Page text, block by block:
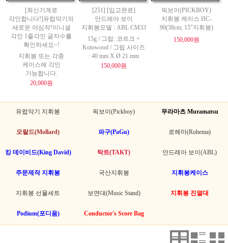
[최신기계로
각인합니다!]유럽악기의
새로운 야심작!이니셜
각인 1줄각인 글자수를
확인하세요~!
지휘봉 또는 각종
케이스에 각인
가능합니다.
20,000원
[251] [입고완료]
안드레아 보이
지휘봉모델 : ABL CM33
15g / 그립: 코르크 +
Kotowood / 그립 사이즈
: 40 mm X Ø 21 mm
150,000원
픽보이(PICKBOY)
지휘봉 케이스 HC-
90(38cm; 15"지휘봉)
150,000원
유럽악기 지휘봉 픽보이(Pickboy) 무라마츠 Muramatsu
모랄드(Mollard) 파구(PaGu) 로헤마(Rohema)
킹 데이비드(King David) 탁트(TAKT) 안드레아 보이(ABL)
주문제작 지휘봉 국산지휘봉 지휘봉케이스
지휘봉 선물세트 보면대(Music Stand) 지휘봉 진열대
Podium(포디움) Conductor's Score Bag